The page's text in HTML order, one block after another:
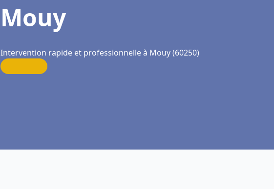
Mouy
Intervention rapide et professionnelle à Mouy (60250)